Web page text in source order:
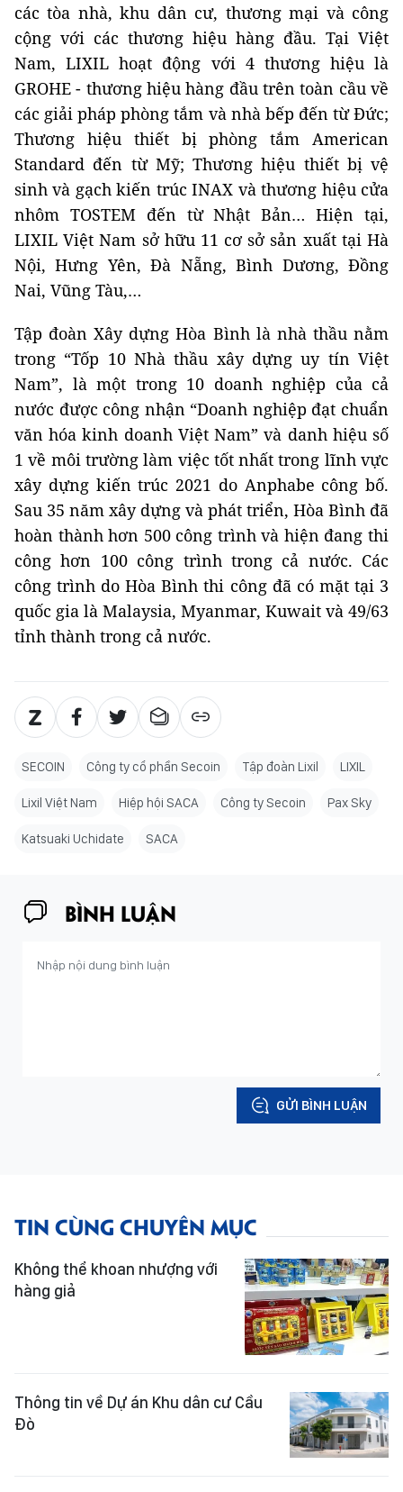
các tòa nhà, khu dân cư, thương mại và công
cộng với các thương hiệu hàng đầu. Tại Việt
Nam, LIXIL hoạt động với 4 thương hiệu là
GROHE - thương hiệu hàng đầu trên toàn cầu về
các giải pháp phòng tắm và nhà bếp đến từ Đức;
Thương hiệu thiết bị phòng tắm American
Standard đến từ Mỹ; Thương hiệu thiết bị vệ
sinh và gạch kiến trúc INAX và thương hiệu cửa
nhôm TOSTEM đến từ Nhật Bản… Hiện tại,
LIXIL Việt Nam sở hữu 11 cơ sở sản xuất tại Hà
Nội, Hưng Yên, Đà Nẵng, Bình Dương, Đồng
Nai, Vũng Tàu,…
Tập đoàn Xây dựng Hòa Bình là nhà thầu nằm
trong “Tốp 10 Nhà thầu xây dựng uy tín Việt
Nam”, là một trong 10 doanh nghiệp của cả
nước được công nhận “Doanh nghiệp đạt chuẩn
văn hóa kinh doanh Việt Nam” và danh hiệu số
1 về môi trường làm việc tốt nhất trong lĩnh vực
xây dựng kiến trúc 2021 do Anphabe công bố.
Sau 35 năm xây dựng và phát triển, Hòa Bình đã
hoàn thành hơn 500 công trình và hiện đang thi
công hơn 100 công trình trong cả nước. Các
công trình do Hòa Bình thi công đã có mặt tại 3
quốc gia là Malaysia, Myanmar, Kuwait và 49/63
tỉnh thành trong cả nước.
SECOIN Công ty cổ phần Secoin Tập đoàn Lixil LIXIL
Lixil Việt Nam Hiệp hội SACA Công ty Secoin Pax Sky
Katsuaki Uchidate SACA
BÌNH LUẬN
GỬI BÌNH LUẬN
TIN CÙNG CHUYÊN MỤC
Không thể khoan nhượng với
hàng giả
Thông tin về Dự án Khu dân cư Cầu
Đò